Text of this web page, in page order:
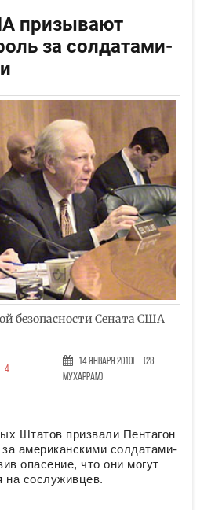
призывают
за солдатами-
безопасности Сената США
4
14 Января 2010г. (28
Мухаррам)
Штатов призвали Пентагон
американскими солдатами-
опасение, что они могут
на сослуживцев.